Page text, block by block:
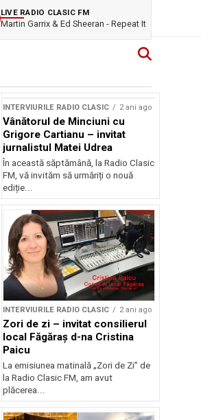
LIVE RADIO CLASIC FM
Martin Garrix & Ed Sheeran - Repeat It
INTERVIURILE RADIO CLASIC 2 ani ago
Vânătorul de Minciuni cu
Grigore Cartianu – invitat
jurnalistul Matei Udrea
În această săptămână, la Radio Clasic
FM, vă invităm să urmăriți o nouă
ediție...
INTERVIURILE RADIO CLASIC 2 ani ago
Zori de zi – invitat consilierul
local Făgăraș d-na Cristina
Paicu
La emisiunea matinală „Zori de Zi” de
la Radio Clasic FM, am avut
plăcerea...